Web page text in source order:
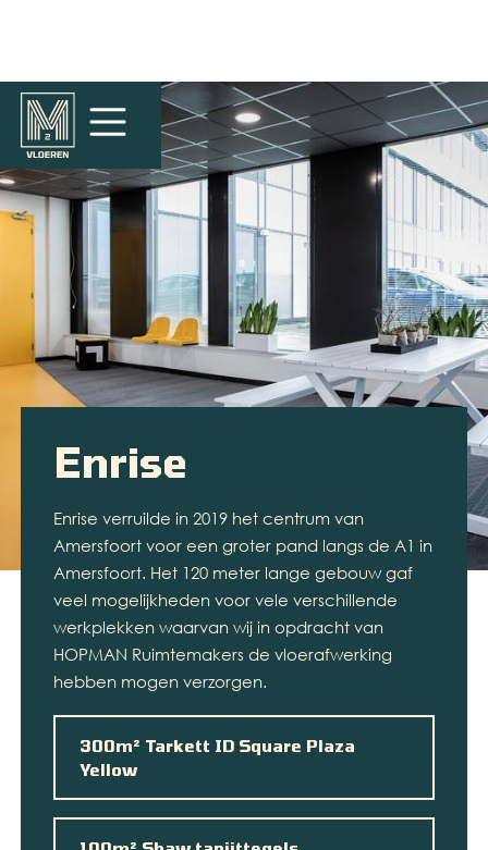
Enrise
Enrise verruilde in 2019 het centrum van
Amersfoort voor een groter pand langs de A1 in
Amersfoort. Het 120 meter lange gebouw gaf
veel mogelijkheden voor vele verschillende
werkplekken waarvan wij in opdracht van
HOPMAN Ruimtemakers de vloerafwerking
hebben mogen verzorgen.
300m² Tarkett ID Square Plaza
Yellow